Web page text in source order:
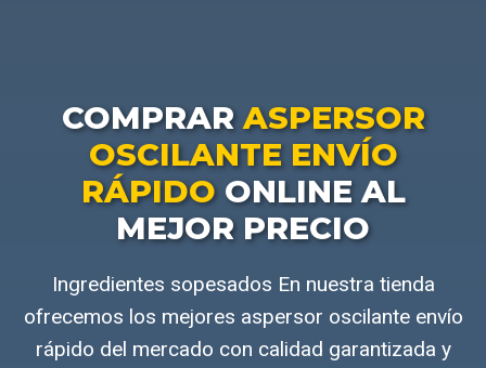
COMPRARASPERSOR
OSCILANTE ENVÍO
RÁPIDOONLINE AL
MEJOR PRECIO
Ingredientes sopesados En nuestra tienda
ofrecemos los mejores aspersor oscilante envío
rápido del mercado con calidad garantizada y